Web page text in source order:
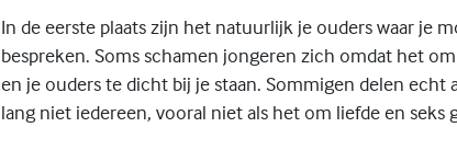
In de eerste plaats zijn het natuurlijk je ouders waar je
bespreken. Soms schamen jongeren zich omdat het
en je ouders te dicht bij je staan. Sommigen delen echt
lang niet iedereen, vooral niet als het om liefde en seks